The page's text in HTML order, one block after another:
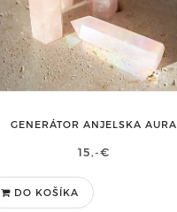
GENERÁTOR ANJELSKA AURA
15,-€
DO KOŠÍKA